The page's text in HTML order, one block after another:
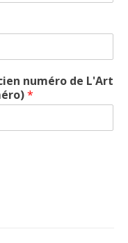
numéro de L'Art
*